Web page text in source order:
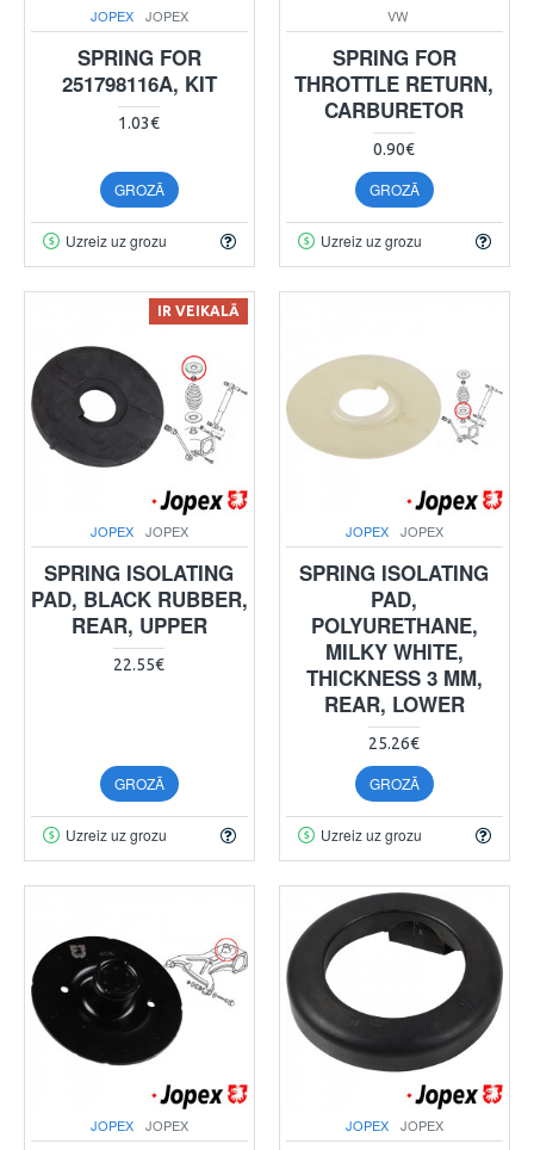
JOPEX JOPEX
SPRING FOR
251798116A, KIT
1.03€
GROZĀ
Uzreiz uz grozu
VW
SPRING FOR
THROTTLE RETURN,
CARBURETOR
0.90€
GROZĀ
Uzreiz uz grozu
IR VEIKALĀ
JOPEX JOPEX
SPRING ISOLATING
PAD, BLACK RUBBER,
REAR, UPPER
22.55€
GROZĀ
Uzreiz uz grozu
JOPEX JOPEX
SPRING ISOLATING
PAD,
POLYURETHANE,
MILKY WHITE,
THICKNESS 3 MM,
REAR, LOWER
25.26€
GROZĀ
Uzreiz uz grozu
JOPEX JOPEX JOPEX JOPEX